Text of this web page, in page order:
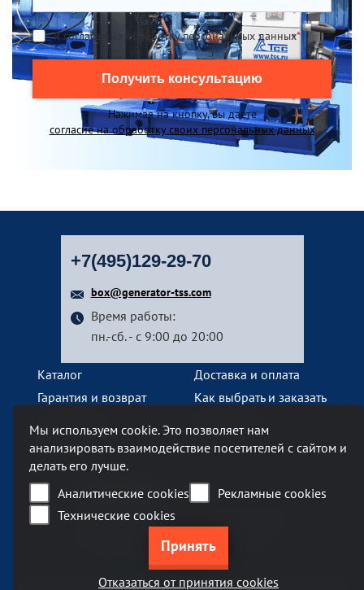
Я согласен на обработку персональных данных*
Получить консультацию
Нажимая на кнопку, вы даете
согласие на обработку своих персональных данных
+7(495)129-29-70
box@generator-tss.com
Время работы:
пн.-сб. - с 9:00 до 20:00
Каталог
Доставка и оплата
Гарантия и возврат
Как выбрать и заказать
Контакты
Наш офис
Москва, Ленинский проспект, 119А
Бизнес-центр «Ленинский 119А»
метро Тропарево
Мы используем cookie. Это позволяет нам
анализировать взаимодействие посетителей с сайтом и
делать его лучше.
Аналитические cookies
Рекламные cookies
Технические cookies
Отказаться от принятия cookies